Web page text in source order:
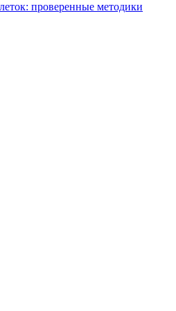
проверенные методики